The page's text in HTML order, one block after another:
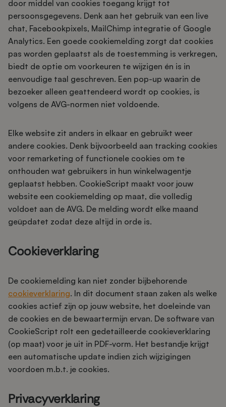
door middel van cookies toegang krijgt tot
persoonsgegevens. Denk aan het gebruik van een live
chat, Facebookpixels, MailChimp integratie of Google
Analytics. Een goede cookiemelding zorgt dat cookies
pas worden geplaatst als de toestemming is verkregen,
biedt de optie om voorkeuren te wijzigen én is in
eenvoudige taal geschreven. Een pop-up waarin de
bezoeker alleen geattendeerd wordt op cookies, is
volgens de AVG-normen niet voldoende.
Elke website zit anders in elkaar en gebruikt weer
andere cookies. Denk bijvoorbeeld aan tracking cookies
voor remarketing of functionele cookies om te
onthouden wat gebruikers in hun winkelwagentje
geplaatst hebben. CookieScript maakt voor jouw
website een cookiemelding op maat, die volledig
voldoet aan de AVG. De melding wordt elke maand
geüpdatet zodat deze altijd in orde is.
Cookieverklaring
De cookiemelding kan niet zonder bijbehorende
cookieverklaring. In dit document staan zaken als welke
cookies actief zijn op jouw website, het doeleinde van
de cookies en de bewaartermijn ervan. De software van
CookieScript rolt een gedetailleerde cookieverklaring
(op maat) voor je uit in PDF-vorm. Het bestandje krijgt
een automatische update indien zich wijzigingen
voordoen m.b.t. je cookies.
Privacyverklaring